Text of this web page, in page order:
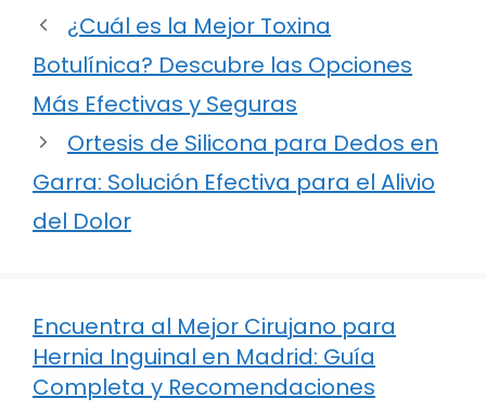
¿Cuál es la Mejor Toxina
Botulínica? Descubre las Opciones
Más Efectivas y Seguras
Ortesis de Silicona para Dedos en
Garra: Solución Efectiva para el Alivio
del Dolor
Encuentra al Mejor Cirujano para
Hernia Inguinal en Madrid: Guía
Completa y Recomendaciones